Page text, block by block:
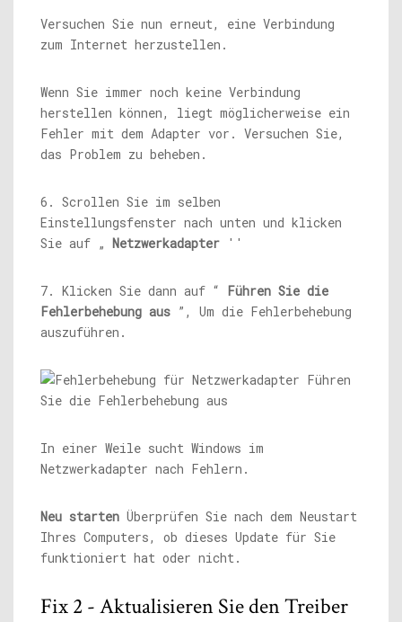
Versuchen Sie nun erneut, eine Verbindung
zum Internet herzustellen.
Wenn Sie immer noch keine Verbindung
herstellen können, liegt möglicherweise ein
Fehler mit dem Adapter vor. Versuchen Sie,
das Problem zu beheben.
6. Scrollen Sie im selben
Einstellungsfenster nach unten und klicken
Sie auf „ Netzwerkadapter ''
7. Klicken Sie dann auf “ Führen Sie die
Fehlerbehebung aus ”, Um die Fehlerbehebung
auszuführen.
In einer Weile sucht Windows im
Netzwerkadapter nach Fehlern.
Neu starten Überprüfen Sie nach dem Neustart
Ihres Computers, ob dieses Update für Sie
funktioniert hat oder nicht.
Fix 2 - Aktualisieren Sie den Treiber